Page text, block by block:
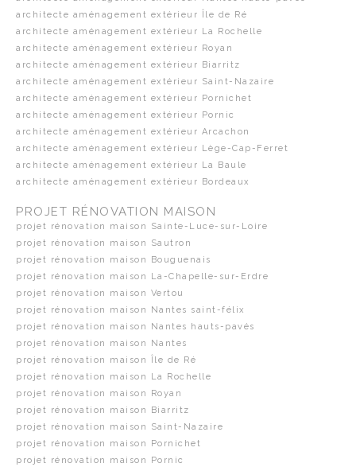
architecte aménagement extérieur Île de Ré
architecte aménagement extérieur La Rochelle
architecte aménagement extérieur Royan
architecte aménagement extérieur Biarritz
architecte aménagement extérieur Saint-Nazaire
architecte aménagement extérieur Pornichet
architecte aménagement extérieur Pornic
architecte aménagement extérieur Arcachon
architecte aménagement extérieur Lège-Cap-Ferret
architecte aménagement extérieur La Baule
architecte aménagement extérieur Bordeaux
PROJET RÉNOVATION MAISON
projet rénovation maison Sainte-Luce-sur-Loire
projet rénovation maison Sautron
projet rénovation maison Bouguenais
projet rénovation maison La-Chapelle-sur-Erdre
projet rénovation maison Vertou
projet rénovation maison Nantes saint-félix
projet rénovation maison Nantes hauts-pavés
projet rénovation maison Nantes
projet rénovation maison Île de Ré
projet rénovation maison La Rochelle
projet rénovation maison Royan
projet rénovation maison Biarritz
projet rénovation maison Saint-Nazaire
projet rénovation maison Pornichet
projet rénovation maison Pornic